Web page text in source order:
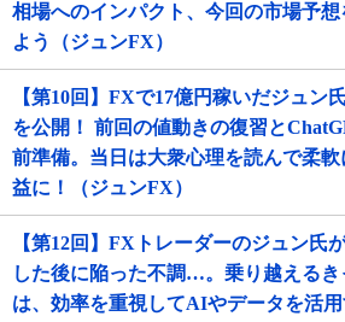
相場へのインパクト、今回の市場予
よう（ジュンFX）
【第10回】FXで17億円稼いだジュン
を公開！ 前回の値動きの復習と
前準備。当日は大衆心理を読んで柔軟
益に！（ジュンFX）
【第12回】FXトレーダーのジュン氏
した後に陥った不調…。乗り越える
は、効率を重視してAIやデータを活